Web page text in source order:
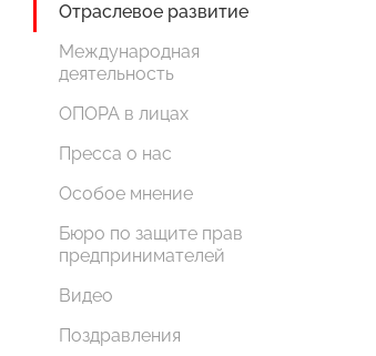
Отраслевое развитие
Международная
деятельность
ОПОРА в лицах
Пресса о нас
Особое мнение
Бюро по защите прав
предпринимателей
Видео
Поздравления